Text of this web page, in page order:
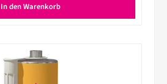
In den Warenkorb